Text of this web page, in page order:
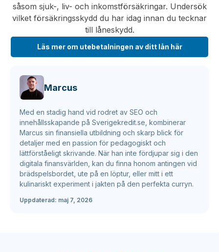
såsom sjuk-, liv- och inkomstförsäkringar. Undersök
vilket försäkringsskydd du har idag innan du tecknar
till låneskydd.
Läs mer om utebetalningen av ditt lån här
Marcus
Med en stadig hand vid rodret av SEO och
innehållsskapande på Sverigekredit.se, kombinerar
Marcus sin finansiella utbildning och skarp blick för
detaljer med en passion för pedagogiskt och
lättförståeligt skrivande. När han inte fördjupar sig i den
digitala finansvärlden, kan du finna honom antingen vid
brädspelsbordet, ute på en löptur, eller mitt i ett
kulinariskt experiment i jakten på den perfekta curryn.
Uppdaterad: maj 7, 2026